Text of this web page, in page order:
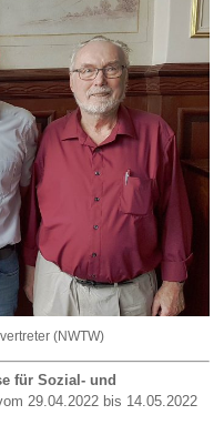
(NWTW)
für Sozial- und
29.04.2022 bis 14.05.2022